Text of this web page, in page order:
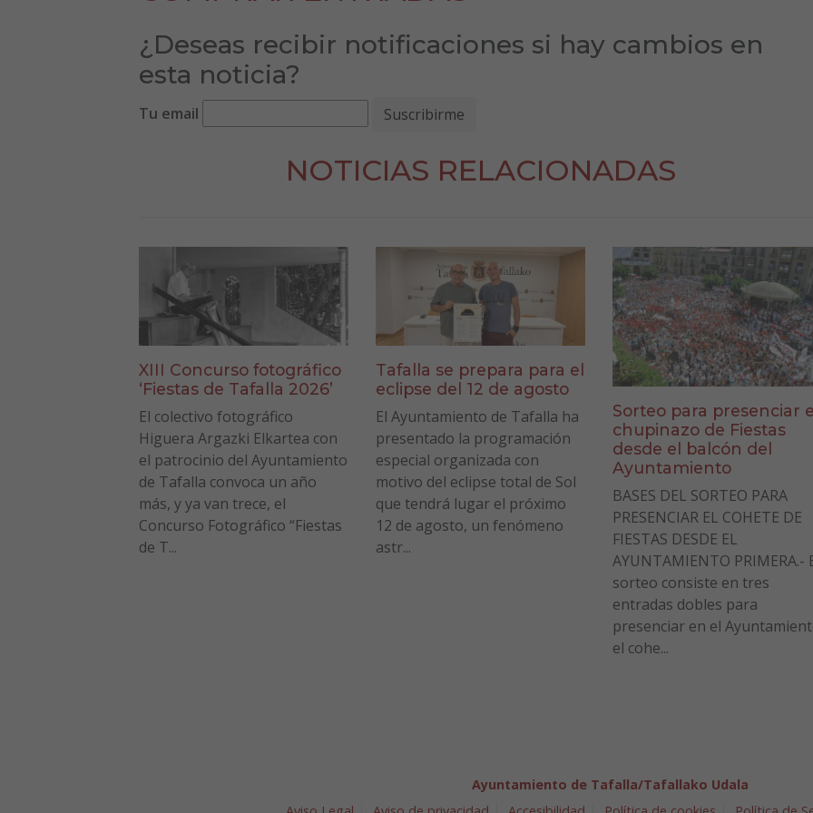
¿Deseas recibir notificaciones si hay cambios en
esta noticia?
Tu email
NOTICIAS RELACIONADAS
XIII Concurso fotográfico
‘Fiestas de Tafalla 2026’
El colectivo fotográfico
Higuera Argazki Elkartea con
el patrocinio del Ayuntamiento
de Tafalla convoca un año
más, y ya van trece, el
Concurso Fotográfico “Fiestas
de T...
Tafalla se prepara para el
eclipse del 12 de agosto
El Ayuntamiento de Tafalla ha
presentado la programación
especial organizada con
motivo del eclipse total de Sol
que tendrá lugar el próximo
12 de agosto, un fenómeno
astr...
Sorteo para presenciar el
chupinazo de Fiestas
desde el balcón del
Ayuntamiento
BASES DEL SORTEO PARA
PRESENCIAR EL COHETE DE
FIESTAS DESDE EL
AYUNTAMIENTO PRIMERA.-
sorteo consiste en tres
entradas dobles para
presenciar en el
el cohe...
Ayuntamiento de Tafalla/Tafallako Udala